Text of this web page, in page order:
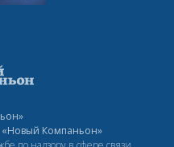
«Новый Компаньон»